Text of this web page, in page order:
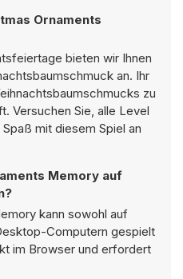
Ornaments
bieten wir Ihnen
an. Ihr
zu
Versuchen Sie, alle Level
mit diesem Spiel an
Memory auf
kann sowohl auf
Computern gespielt
im Browser und erfordert